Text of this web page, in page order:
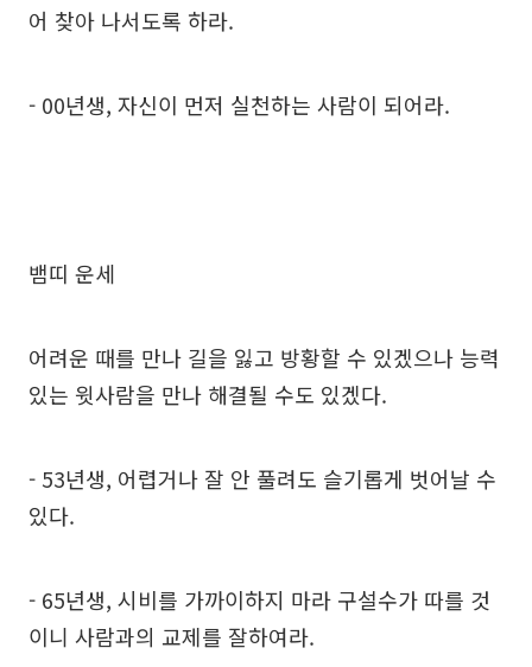
어 찾아 나서도록 하라.
- 00년생, 자신이 먼저 실천하는 사람이 되어라.
뱀띠 운세
어려운 때를 만나 길을 잃고 방황할 수 있겠으나 능력
있는 윗사람을 만나 해결될 수도 있겠다.
- 53년생, 어렵거나 잘 안 풀려도 슬기롭게 벗어날 수
있다.
- 65년생, 시비를 가까이하지 마라 구설수가 따를 것
이니 사람과의 교제를 잘하여라.